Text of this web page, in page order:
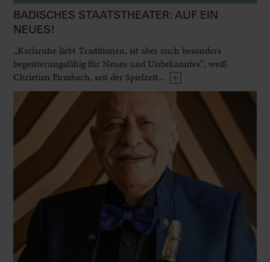
BADISCHES STAATSTHEATER: AUF EIN
NEUES!
„Karlsruhe liebt Traditionen, ist aber auch besonders
begeisterungsfähig für Neues und Unbekanntes“, weiß
Christian Firmbach, seit der Spielzeit...